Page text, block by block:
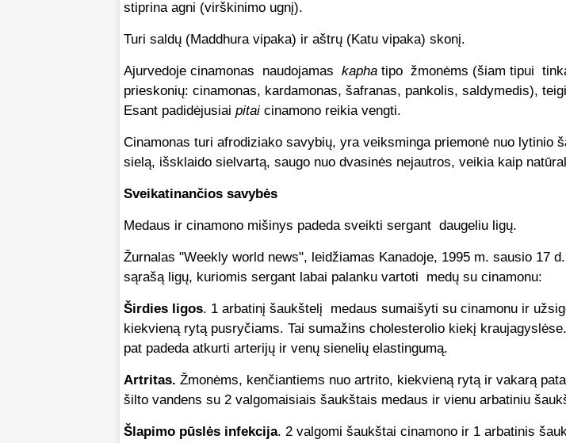
stiprina agni (virškinimo ugnį).
Turi saldų (Maddhura vipaka) ir aštrų (Katu vipaka) skonį.
Ajurvedoje cinamonas naudojamas kapha tipo žmonėms (šiam tipui
prieskonių: cinamonas, kardamonas, šafranas, pankolis, saldymedis),
Esant padidėjusiai pitai cinamono reikia vengti.
Cinamonas turi afrodiziako savybių, yra veiksminga priemonė nuo lytinio
sielą, išsklaido sielvartą, saugo nuo dvasinės nejautros, veikia kaip
Sveikatinančios savybės
Medaus ir cinamono mišinys padeda sveikti sergant daugeliu ligų.
Žurnalas "Weekly world news", leidžiamas Kanadoje, 1995 m. sausio 17
sąrašą ligų, kuriomis sergant labai palanku vartoti medų su cinamonu:
Širdies ligos. 1 arbatinį šaukštelį medaus sumaišyti su cinamonu ir
kiekvieną rytą pusryčiams. Tai sumažins cholesterolio kiekį
pat padeda atkurti arterijų ir venų sienelių elastingumą.
Artritas. Žmonėms, kenčiantiems nuo artrito, kiekvieną rytą ir vakarą
šilto vandens su 2 valgomaisiais šaukštais medaus ir vienu arbatiniu
Šlapimo pūslės infekcija. 2 valgomi šaukštai cinamono ir 1 arbatinis